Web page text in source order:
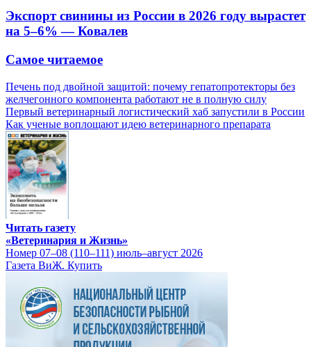
Экспорт свинины из России в 2026 году вырастет
на 5–6% — Ковалев
Самое читаемое
Печень под двойной защитой: почему гепатопротекторы без
желчегонного компонента работают не в полную силу
Первый ветеринарный логистический хаб запустили в России
Как ученые воплощают идею ветеринарного препарата
Читать газету
«Ветеринария и Жизнь»
Номер 07–08 (110–111) июль–август 2026
Газета ВиЖ. Купить